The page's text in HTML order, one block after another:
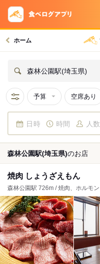
ホーム
森林公園駅(埼玉県)
予算 空席あり
日時 時間 人数
森林公園駅(埼玉県)のお店
焼肉 しょうざえもん
森林公園駅 726m / 焼肉、ホルモン